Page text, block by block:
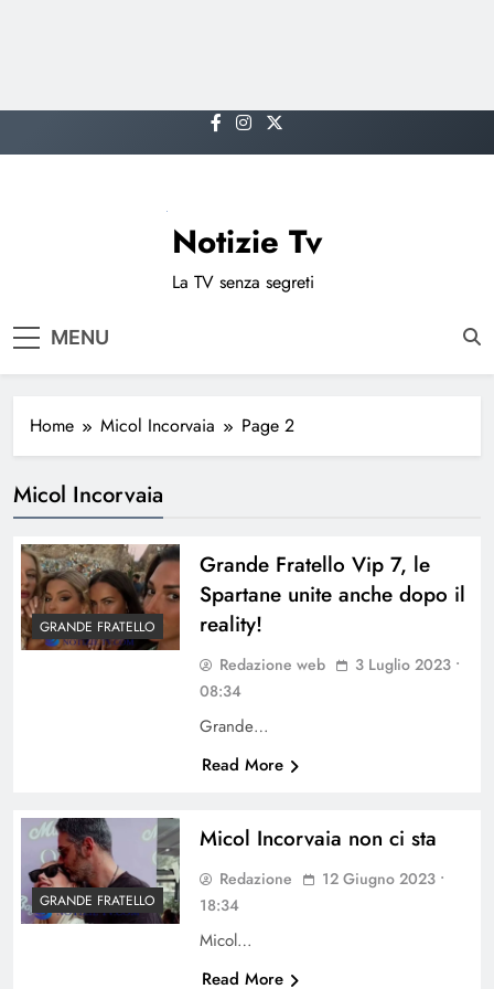
to
Notizie Tv
La TV senza segreti
MENU
Home Micol Incorvaia Page 2
Micol Incorvaia
GRANDE FRATELLO
Grande Fratello Vip 7, le
Spartane unite anche dopo il
reality!
Redazione web
3 Luglio 2023 •
08:34
Grande…
Read More
GRANDE FRATELLO
Micol Incorvaia non ci sta
Redazione
12 Giugno 2023 •
18:34
Micol…
Read More